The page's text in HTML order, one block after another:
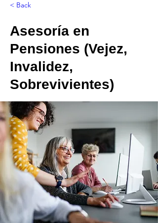
< Back
Asesoría en
Pensiones (Vejez,
Invalidez,
Sobrevivientes)